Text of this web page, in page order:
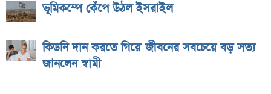
ভূমিকম্পে কেঁপে উঠল ইসরাইল
কিডনি দান করতে গিয়ে জীবনের সবচেয়ে বড় সত্য
জানলেন স্বামী